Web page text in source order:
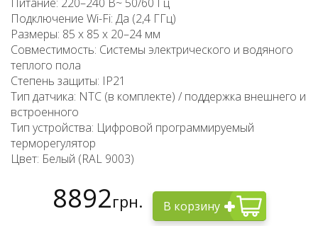
Подключение Wi-Fi: Да (2,4 ГГц)
Размеры: 85 x 85 x 20–24 мм
Совместимость: Системы электрического и водяного
теплого пола
Степень защиты: IP21
Тип датчика: NTC (в комплекте) / поддержка внешнего и
встроенного
Тип устройства: Цифровой программируемый
терморегулятор
Цвет: Белый (RAL 9003)
8892грн. В корзину